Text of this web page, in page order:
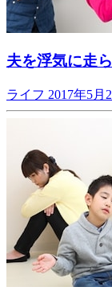
夫を浮気に走
ライフ 2017年5月